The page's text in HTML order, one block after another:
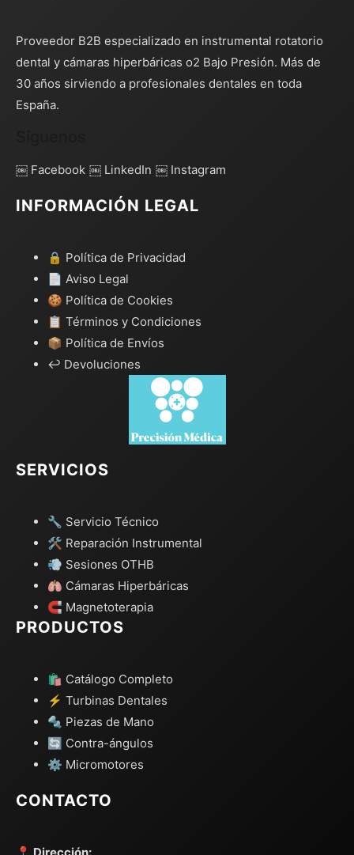
Proveedor B2B especializado en instrumental rotatorio
dental y cámaras hiperbáricas o2 Bajo Presión. Más de
30 años sirviendo a profesionales dentales en toda
España.
￼ Facebook ￼ LinkedIn ￼ Instagram
INFORMACIÓN LEGAL
🔒 Política de Privacidad
📄 Aviso Legal
🍪 Política de Cookies
📋 Términos y Condiciones
📦 Política de Envíos
↩️ Devoluciones
SERVICIOS
🔧 Servicio Técnico
🛠️ Reparación Instrumental
💨 Sesiones OTHB
🫁 Cámaras Hiperbáricas
🧲 Magnetoterapia
PRODUCTOS
🛍️ Catálogo Completo
⚡ Turbinas Dentales
🔩 Piezas de Mano
🔄 Contra-ángulos
⚙️ Micromotores
CONTACTO